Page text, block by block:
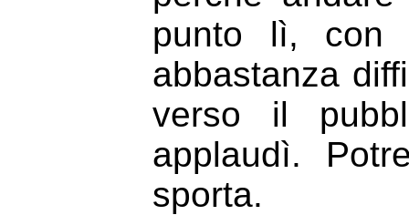
punto lì, con
abbastanza
verso il
applaudì.
sporta.